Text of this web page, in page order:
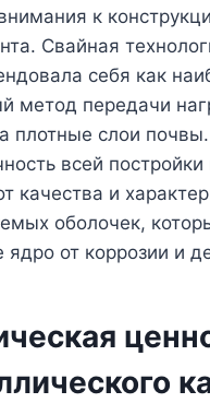
к
Свайная
себя как
метод передачи
плотные слои
всей
качества и
оболочек,
ядро от коррозии и